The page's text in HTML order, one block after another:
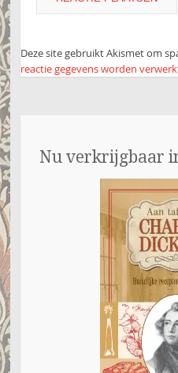
Deze site gebruikt Akismet om
reactie gegevens worden
Nu verkrijgbaar